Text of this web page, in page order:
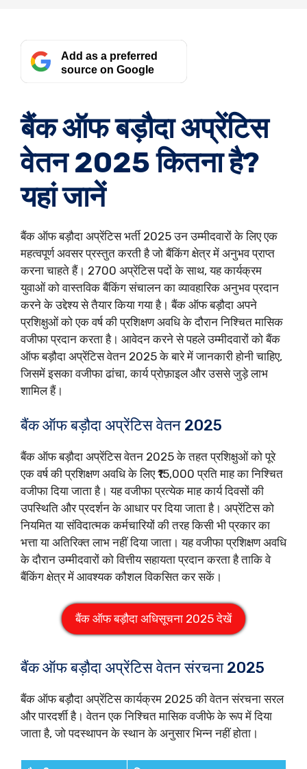
Add as a preferred
source on Google
बैंक ऑफ बड़ौदा अप्रेंटिस
वेतन 2025 कितना है?
यहां जानें
बैंक ऑफ बड़ौदा अप्रेंटिस भर्ती 2025 उन उम्मीदवारों के लिए एक
महत्वपूर्ण अवसर प्रस्तुत करती है जो बैंकिंग क्षेत्र में अनुभव प्राप्त
करना चाहते हैं। 2700 अप्रेंटिस पदों के साथ, यह कार्यक्रम
युवाओं को वास्तविक बैंकिंग संचालन का व्यावहारिक अनुभव प्रदान
करने के उद्देश्य से तैयार किया गया है। बैंक ऑफ बड़ौदा अपने
प्रशिक्षुओं को एक वर्ष की प्रशिक्षण अवधि के दौरान निश्चित मासिक
वजीफा प्रदान करता है। आवेदन करने से पहले उम्मीदवारों को बैंक
ऑफ बड़ौदा अप्रेंटिस वेतन 2025 के बारे में जानकारी होनी चाहिए,
जिसमें इसका वजीफा ढांचा, कार्य प्रोफ़ाइल और उससे जुड़े लाभ
शामिल हैं।
बैंक ऑफ बड़ौदा अप्रेंटिस वेतन 2025
बैंक ऑफ बड़ौदा अप्रेंटिस वेतन 2025 के तहत प्रशिक्षुओं को पूरे
एक वर्ष की प्रशिक्षण अवधि के लिए ₹15,000 प्रति माह का निश्चित
वजीफा दिया जाता है। यह वजीफा प्रत्येक माह कार्य दिवसों की
उपस्थिति और प्रदर्शन के आधार पर दिया जाता है। अप्रेंटिस को
नियमित या संविदात्मक कर्मचारियों की तरह किसी भी प्रकार का
भत्ता या अतिरिक्त लाभ नहीं दिया जाता। यह वजीफा प्रशिक्षण अवधि
के दौरान उम्मीदवारों को वित्तीय सहायता प्रदान करता है ताकि वे
बैंकिंग क्षेत्र में आवश्यक कौशल विकसित कर सकें।
बैंक ऑफ बड़ौदा अधिसूचना 2025 देखें
बैंक ऑफ बड़ौदा अप्रेंटिस वेतन संरचना 2025
बैंक ऑफ बड़ौदा अप्रेंटिस कार्यक्रम 2025 की वेतन संरचना सरल
और पारदर्शी है। वेतन एक निश्चित मासिक वजीफे के रूप में दिया
जाता है, जो पदस्थापन के स्थान के अनुसार भिन्न नहीं होता।